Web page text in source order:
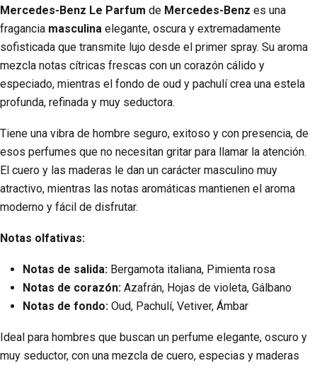
Mercedes-Benz Le Parfum de Mercedes-Benz es una
fragancia masculina elegante, oscura y extremadamente
sofisticada que transmite lujo desde el primer spray. Su aroma
mezcla notas cítricas frescas con un corazón cálido y
especiado, mientras el fondo de oud y pachulí crea una estela
profunda, refinada y muy seductora.
Tiene una vibra de hombre seguro, exitoso y con presencia, de
esos perfumes que no necesitan gritar para llamar la atención.
El cuero y las maderas le dan un carácter masculino muy
atractivo, mientras las notas aromáticas mantienen el aroma
moderno y fácil de disfrutar.
Notas olfativas:
Notas de salida: Bergamota italiana, Pimienta rosa
Notas de corazón: Azafrán, Hojas de violeta, Gálbano
Notas de fondo: Oud, Pachulí, Vetiver, Ámbar
Ideal para hombres que buscan un perfume elegante, oscuro y
muy seductor, con una mezcla de cuero, especias y maderas